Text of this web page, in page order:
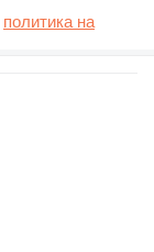
политика на